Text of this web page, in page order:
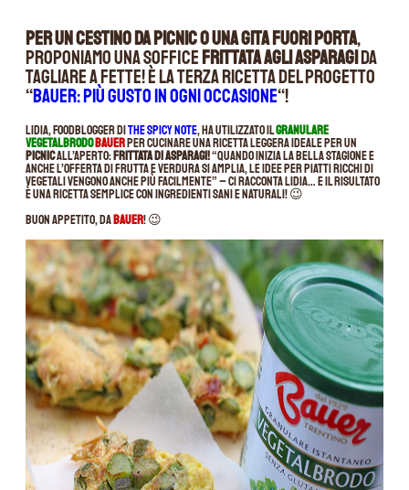
Per un cestino da picnic o una gita fuori porta,
proponiamo una sofficefrittata agli asparagida
tagliare a fette! È la terza ricetta del progetto
“Bauer: più gusto in ogni occasione“!
Lidia, foodblogger diThe Spicy Note, ha utilizzato ilGranulare
VegetalbrodoBauerper cucinare una ricetta leggera ideale per un
picnicall’aperto:frittata di asparagi!“Quando inizia la bella stagione e
anche l’offerta di frutta e verdura si amplia, le idee per piatti ricchi di
vegetali vengono anche più facilmente” – ci racconta Lidia… e il risultato
è una ricetta semplice con ingredienti sani e naturali! 😉
Buon appetito, daBauer! 😉